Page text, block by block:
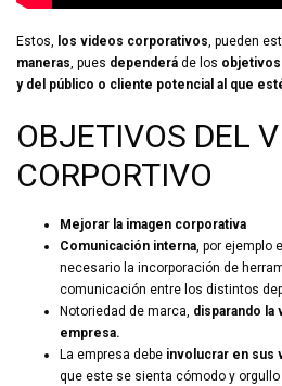
Estos, los videos corporativos, pueden
maneras, pues dependerá de los
y del público o cliente potencial al que
OBJETIVOS DEL
CORPORTIVO
Mejorar la imagen corporativa
Comunicación interna, por ejemplo e
necesario la incorporación de
comunicación entre los distintos
Notoriedad de marca, disparando la
empresa.
La empresa debe involucrar en sus
que este se sienta cómodo y